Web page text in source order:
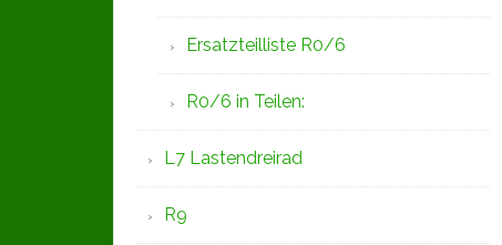
Ersatzteilliste R0/6
R0/6 in Teilen:
L7 Lastendreirad
R9